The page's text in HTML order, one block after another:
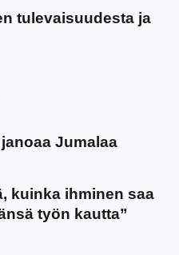
tulevaisuudesta ja
Jumalaa
kuinka ihminen saa
työn kautta”